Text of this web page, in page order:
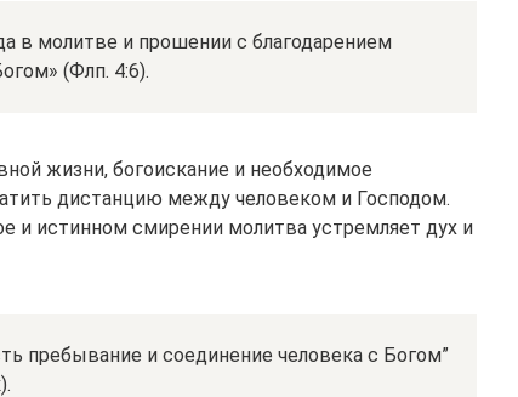
в молитве и прошении с благодарением
(Флп. 4:6).
жизни, богоискание и необходимое
дистанцию между человеком и Господом.
и истинном смирении молитва устремляет дух и
пребывание и соединение человека с Богом”